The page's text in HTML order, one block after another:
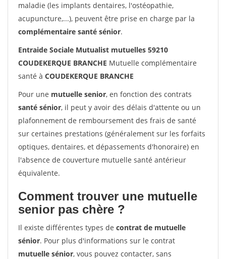
maladie (les implants dentaires, l'ostéopathie,
acupuncture,...), peuvent être prise en charge par la
complémentaire santé sénior.
Entraide Sociale Mutualist mutuelles 59210
COUDEKERQUE BRANCHE Mutuelle complémentaire
santé à COUDEKERQUE BRANCHE
Pour une mutuelle senior, en fonction des contrats
santé sénior, il peut y avoir des délais d'attente ou un
plafonnement de remboursement des frais de santé
sur certaines prestations (généralement sur les forfaits
optiques, dentaires, et dépassements d'honoraire) en
l'absence de couverture mutuelle santé antérieur
équivalente.
Comment trouver une mutuelle
senior pas chère ?
Il existe différentes types de contrat de mutuelle
sénior. Pour plus d'informations sur le contrat
mutuelle sénior, vous pouvez contacter, sans